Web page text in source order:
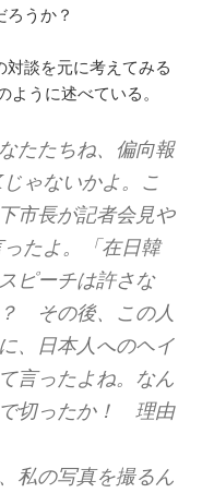
うか？
談を元に考えてみる
うに述べている。
たたちね、偏向報
ゃないかよ。こ
市長が記者会見や
たよ。「在日韓
ピーチは許さな
その後、この人
、日本人へのヘイ
言ったよね。なん
切ったか！ 理由
私の写真を撮るん